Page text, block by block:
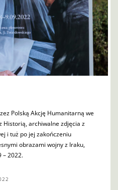
Polską Akcję Humanitarną we
Historią, archiwalne zdjęcia z
i tuż po jej zakończeniu
obrazami wojny z Iraku,
– 2022.